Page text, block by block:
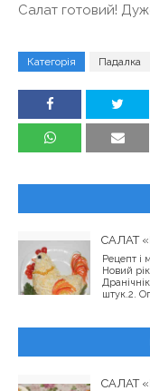
Салат готовий!
Категорія Падалка
САЛАТ
Рецепт і
Новий
штук.2.
САЛАТ